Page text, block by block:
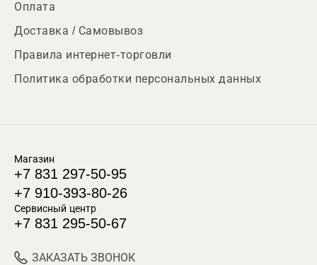
Оплата
Доставка / Самовывоз
Правила интернет-торговли
Политика обработки персональных данных
Магазин
+7 831 297-50-95
+7 910-393-80-26
Сервисный центр
+7 831 295-50-67
ЗАКАЗАТЬ ЗВОНОК